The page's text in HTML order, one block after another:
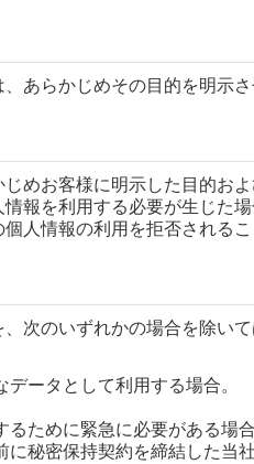
あらかじめその目的を明示
めお客様に明示した目的お
報を利用する必要が生じ
人情報の利用を拒否されるこ
次のいずれかの場合を除い
ータとして利用する場合。
ために緊急に必要がある場合
秘密保持契約を締結した当